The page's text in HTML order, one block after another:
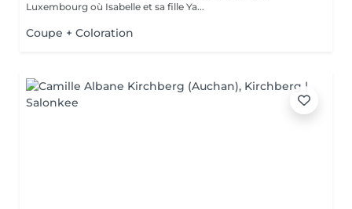
Luxembourg où Isabelle et sa fille Ya...
Coupe + Coloration